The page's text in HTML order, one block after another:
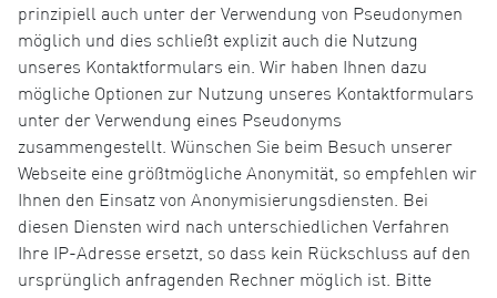
prinzipiell auch unter der Verwendung von Pseudonymen
möglich und dies schließt explizit auch die Nutzung
unseres Kontaktformulars ein. Wir haben Ihnen dazu
mögliche Optionen zur Nutzung unseres Kontaktformulars
unter der Verwendung eines Pseudonyms
zusammengestellt. Wünschen Sie beim Besuch unserer
Webseite eine größtmögliche Anonymität, so empfehlen wir
Ihnen den Einsatz von Anonymisierungsdiensten. Bei
diesen Diensten wird nach unterschiedlichen Verfahren
Ihre IP-Adresse ersetzt, so dass kein Rückschluss auf den
ursprünglich anfragenden Rechner möglich ist. Bitte